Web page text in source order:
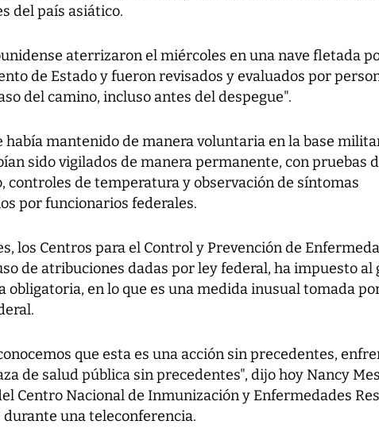
del país asiático.
aterrizaron el miércoles en una nave fletada
de Estado y fueron revisados y evaluados por
del camino, incluso antes del despegue".
había mantenido de manera voluntaria en la base
sido vigilados de manera permanente, con pruebas
controles de temperatura y observación de síntomas
por funcionarios federales.
los Centros para el Control y Prevención de
de atribuciones dadas por ley federal, ha impuesto al
obligatoria, en lo que es una medida inusual tomada
que esta es una acción sin precedentes,
de salud pública sin precedentes", dijo hoy Nancy
Centro Nacional de Inmunización y Enfermedades
durante una teleconferencia.